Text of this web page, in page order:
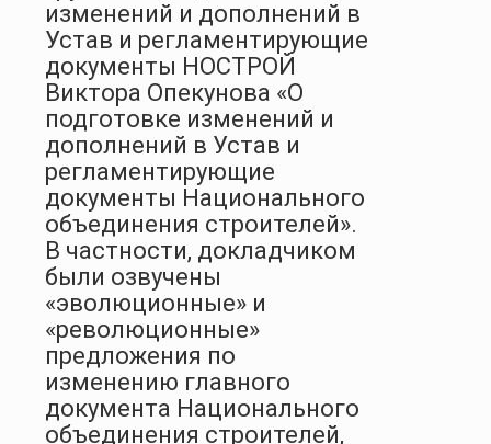
изменений и дополнений в
Устав и регламентирующие
документы НОСТРОЙ
Виктора Опекунова «О
подготовке изменений и
дополнений в Устав и
регламентирующие
документы Национального
объединения строителей».
В частности, докладчиком
были озвучены
«эволюционные» и
«революционные»
предложения по
изменению главного
документа Национального
объединения строителей,